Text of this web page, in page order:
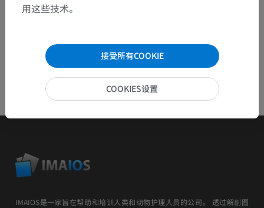
IMAIOS是一家旨在帮助和培训人类和动物护理人员的公司。 透过解剖图
用这些技术。
接受所有COOKIE
COOKIES设置